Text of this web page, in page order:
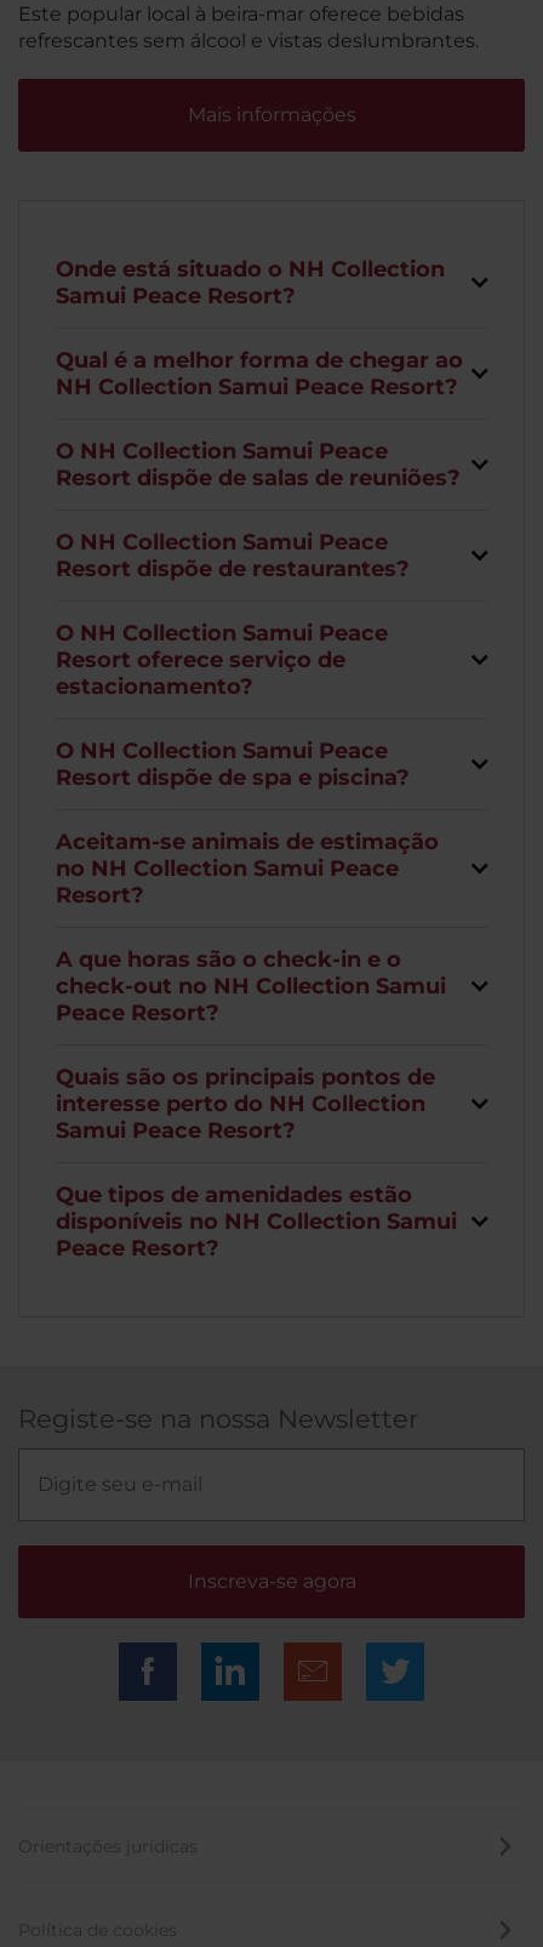
Este popular local à beira-mar oferece bebidas
refrescantes sem álcool e vistas deslumbrantes.
Mais informações
Onde está situado o NH Collection
Samui Peace Resort?
Qual é a melhor forma de chegar ao
NH Collection Samui Peace Resort?
O NH Collection Samui Peace
Resort dispõe de salas de reuniões?
O NH Collection Samui Peace
Resort dispõe de restaurantes?
O NH Collection Samui Peace
Resort oferece serviço de
estacionamento?
O NH Collection Samui Peace
Resort dispõe de spa e piscina?
Aceitam-se animais de estimação
no NH Collection Samui Peace
Resort?
A que horas são o check-in e o
check-out no NH Collection Samui
Peace Resort?
Quais são os principais pontos de
interesse perto do NH Collection
Samui Peace Resort?
Que tipos de amenidades estão
disponíveis no NH Collection Samui
Peace Resort?
Registe-se na nossa Newsletter
Inscreva-se agora
Orientações jurídicas
Política de cookies